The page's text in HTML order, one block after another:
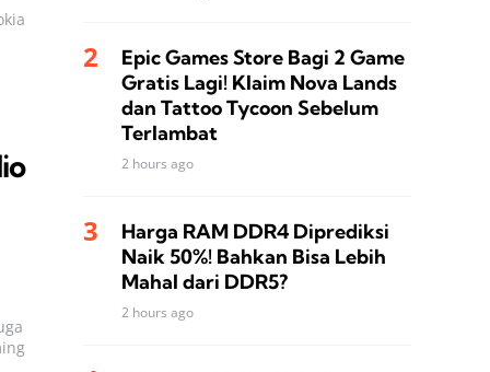
Epic Games Store Bagi 2 Game
Gratis Lagi! Klaim Nova Lands
dan Tattoo Tycoon Sebelum
Terlambat
2 hours ago
Harga RAM DDR4 Diprediksi
Naik 50%! Bahkan Bisa Lebih
Mahal dari DDR5?
2 hours ago